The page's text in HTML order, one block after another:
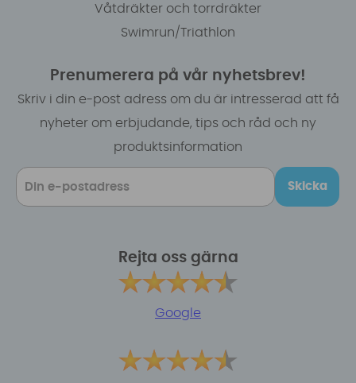
Våtdräkter och torrdräkter
Swimrun/Triathlon
Prenumerera på vår nyhetsbrev!
Skriv i din e-post adress om du är intresserad att få
nyheter om erbjudande, tips och råd och ny
produktsinformation
Skicka
Rejta oss gärna
Google